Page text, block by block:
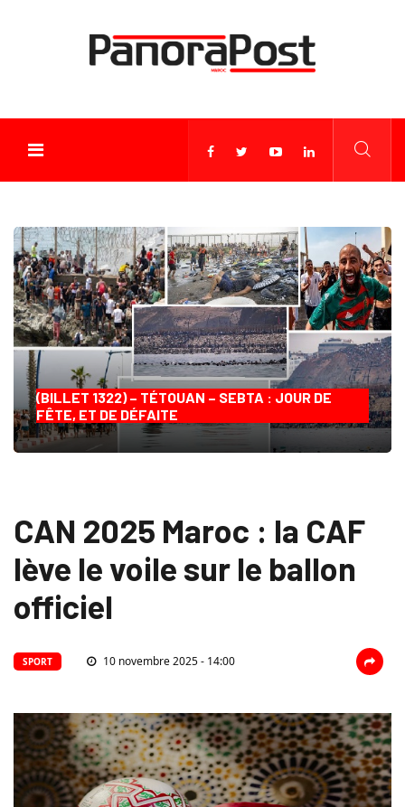
(BILLET 1322) – TÉTOUAN – SEBTA : JOUR DE
FÊTE, ET DE DÉFAITE
CAN 2025 Maroc : la CAF
lève le voile sur le ballon
officiel
SPORT 10 novembre 2025 - 14:00